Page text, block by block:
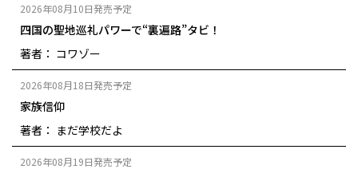
2026年08月10日発売予定
四国の聖地巡礼パワーで“裏遍路”タビ！
著者： コワゾー
2026年08月18日発売予定
家族信仰
著者： まだ学校だよ
2026年08月19日発売予定